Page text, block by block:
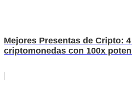
Mejores Presentas de Cripto:
criptomonedas con 100x